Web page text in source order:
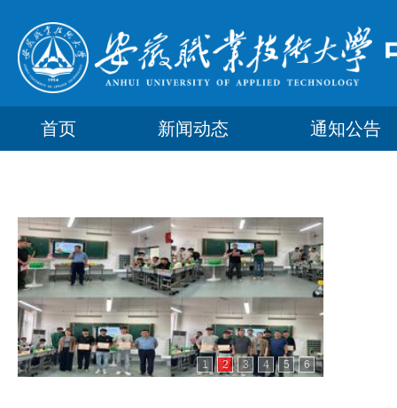
首页 新闻动态 通知公告
1 2 3 4 5 6